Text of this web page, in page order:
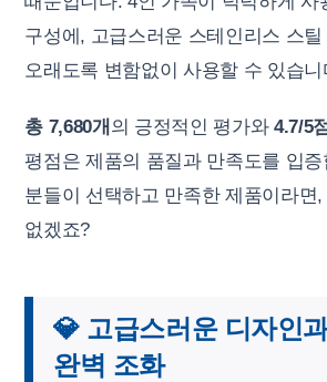
구성에, 고급스러운 스테인리스 스틸
오래도록 변함없이 사용할 수 있습니
총 7,680개 의 긍정적인 평가와 4.7/5점
평점은 제품의 품질과 만족도를 입
분들이 선택하고 만족한 제품이라면
없겠죠?
💎 고급스러운 디자인
완벽 조화